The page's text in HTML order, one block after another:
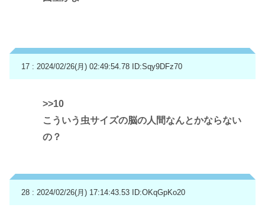
17 : 2024/02/26(月) 02:49:54.78 ID:Sqy9DFz70
>>10
こういう虫サイズの脳の人間なんとかならない
の？
28 : 2024/02/26(月) 17:14:43.53 ID:OKqGpKo20